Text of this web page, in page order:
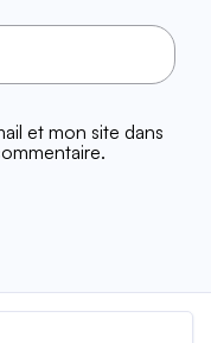
et mon site dans